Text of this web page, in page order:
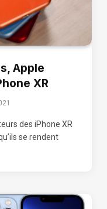
Apple
XR
des iPhone XR
se rendent